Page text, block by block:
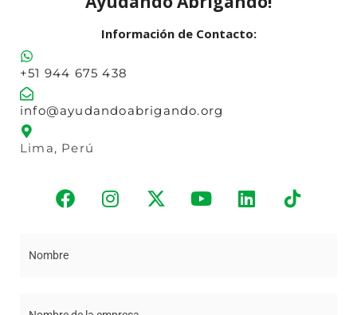
Información de Contacto:
+51 944 675 438
info@ayudandoabrigando.org
Lima, Perú